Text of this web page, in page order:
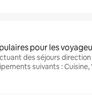
pour les
des séjours
suivants : Cuisine,